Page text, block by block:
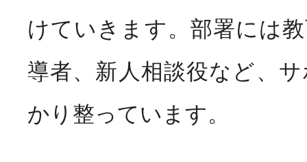
けていきます。部署には
導者、新人相談役など、
かり整っています。